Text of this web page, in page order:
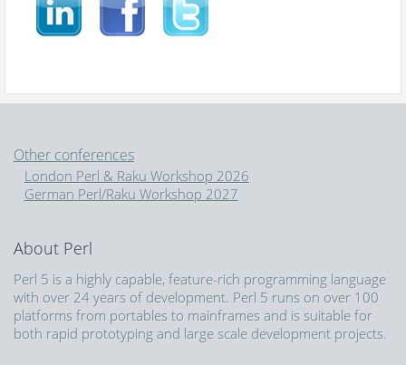
Other conferences
London Perl & Raku Workshop 2026
German Perl/Raku Workshop 2027
About Perl
Perl 5 is a highly capable, feature-rich programming language
with over 24 years of development. Perl 5 runs on over 100
platforms from portables to mainframes and is suitable for
both rapid prototyping and large scale development projects.